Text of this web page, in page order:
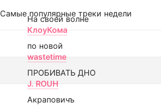
Самые популярные треки недели
На своей волне
КлоуКома
по новой
wastetime
ПРОБИВАТЬ ДНО
J. ROUH
Акраповичъ